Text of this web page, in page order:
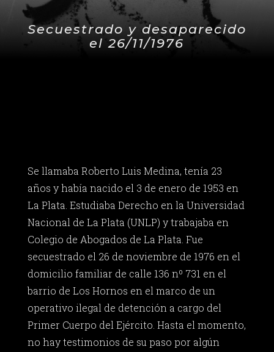
Secuestrado y desaparecido
el 26/11/1976
Se llamaba Roberto Luis Medina, tenía 23
años y había nacido el 3 de enero de 1953 en
La Plata. Estudiaba Derecho en la Universidad
Nacional de La Plata (UNLP) y trabajaba en
Colegio de Abogados de La Plata. Fue
secuestrado el 26 de noviembre de 1976 en el
domicilio familiar de calle 136 nº 731 en el
barrio de Los Hornos en el marco de un
operativo ilegal de detención a cargo del
Primer Cuerpo del Ejército. Hasta el momento,
no hay testimonios de su paso por algún